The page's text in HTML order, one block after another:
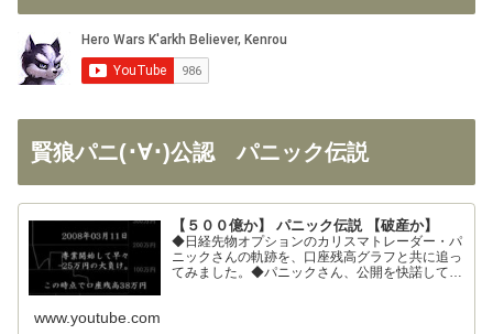
賢狼パニ(･∀･)公認 パニック伝説
【５００億か】 パニック伝説 【破産か】
◆日経先物オプションのカリスマトレーダー・パ
ニックさんの軌跡を、口座残高グラフと共に追っ
てみました。◆パニックさん、公開を快諾してく
www.youtube.com